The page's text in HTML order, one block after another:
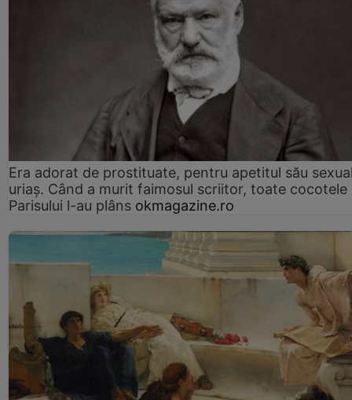
Era adorat de prostituate, pentru apetitul său
uriaș. Când a murit faimosul scriitor, toate cocotele
Parisului l-au plâns okmagazine.ro